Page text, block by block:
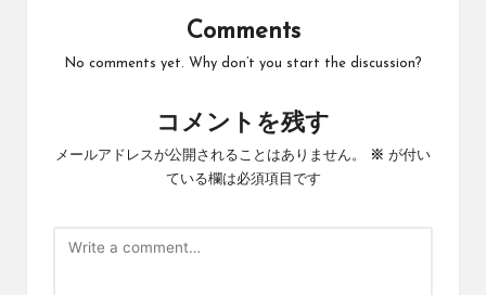
Comments
No comments yet. Why don’t you start the discussion?
コメントを残す
メールアドレスが公開されることはありません。 ※ が付い
ている欄は必須項目です